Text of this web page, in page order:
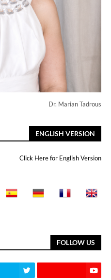
Dr. Marian Tadrous
ENGLISH VERSION
Click Here for English Version
FOLLOW US